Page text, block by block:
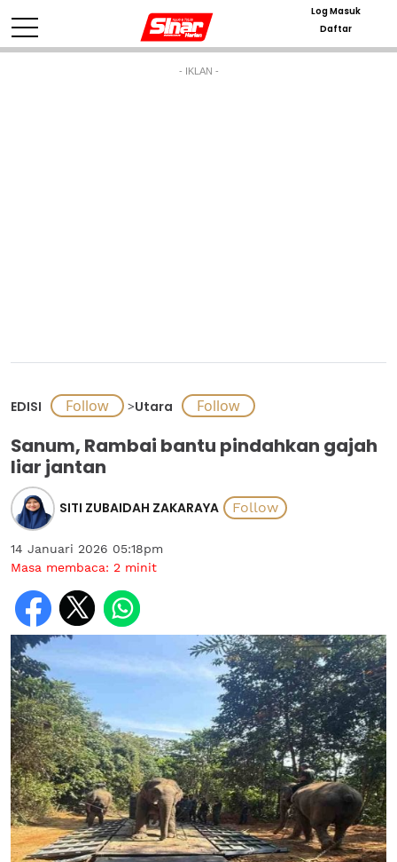
Log Masuk
Daftar
- IKLAN -
EDISI >Utara
Sanum, Rambai bantu pindahkan gajah
liar jantan
SITI ZUBAIDAH ZAKARAYA
14 Januari 2026 05:18pm
Masa membaca: 2 minit